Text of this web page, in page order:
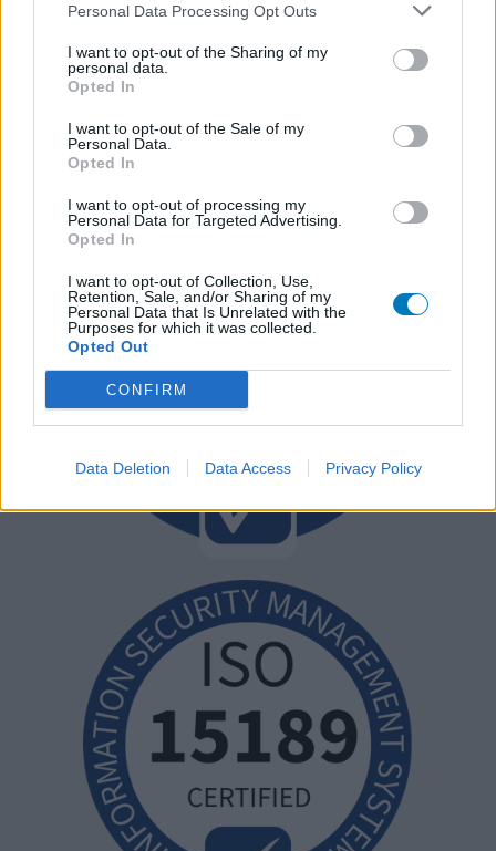
Personal Data Processing Opt Outs
I want to opt-out of the Sharing of my
personal data.
Opted In
I want to opt-out of the Sale of my
Personal Data.
Opted In
I want to opt-out of processing my
Personal Data for Targeted Advertising.
Opted In
I want to opt-out of Collection, Use,
Retention, Sale, and/or Sharing of my
Personal Data that Is Unrelated with the
Purposes for which it was collected.
Opted Out
CONFIRM
Data Deletion Data Access Privacy Policy